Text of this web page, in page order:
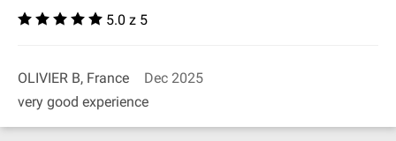
5.0 z 5
OLIVIER B, France
Dec 2025
very good experience